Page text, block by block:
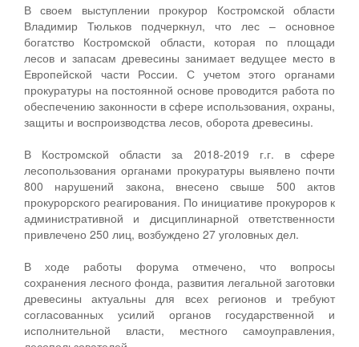
В своем выступлении прокурор Костромской области
Владимир Тюльков подчеркнул, что лес – основное
богатство Костромской области, которая по площади
лесов и запасам древесины занимает ведущее место в
Европейской части России. С учетом этого органами
прокуратуры на постоянной основе проводится работа по
обеспечению законности в сфере использования, охраны,
защиты и воспроизводства лесов, оборота древесины.
В Костромской области за 2018-2019 г.г. в сфере
лесопользования органами прокуратуры выявлено почти
800 нарушений закона, внесено свыше 500 актов
прокурорского реагирования. По инициативе прокуроров к
административной и дисциплинарной ответственности
привлечено 250 лиц, возбуждено 27 уголовных дел.
В ходе работы форума отмечено, что вопросы
сохранения лесного фонда, развития легальной заготовки
древесины актуальны для всех регионов и требуют
согласованных усилий органов государственной и
исполнительной власти, местного самоуправления,